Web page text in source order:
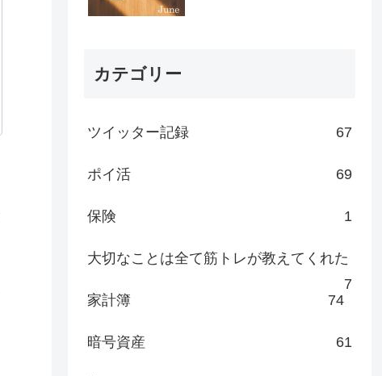
カテゴリー
ツイッター記録 67
ポイ活 69
保険 1
大切なことは全て筋トレが教えてくれた
7
家計簿
74
暗号資産 61